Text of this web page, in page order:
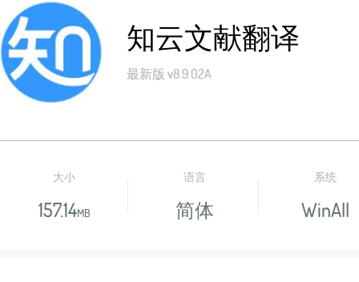
知云文献翻译
最新版 v8.9.02A
大小
157.14MB
语言
简体
系统
WinAll